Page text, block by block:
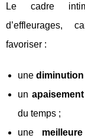
Le cadre
d’effleurages,
favoriser :
une
un
du temps ;
une